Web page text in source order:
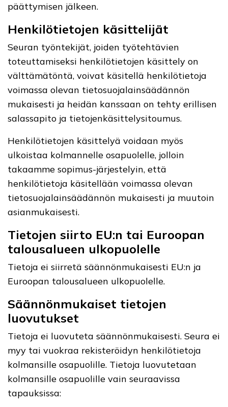
päättymisen jälkeen.
Henkilötietojen käsittelijät
Seuran työntekijät, joiden työtehtävien
toteuttamiseksi henkilötietojen käsittely on
välttämätöntä, voivat käsitellä henkilötietoja
voimassa olevan tietosuojalainsäädännön
mukaisesti ja heidän kanssaan on tehty erillisen
salassapito ja tietojenkäsittelysitoumus.
Henkilötietojen käsittelyä voidaan myös
ulkoistaa kolmannelle osapuolelle, jolloin
takaamme sopimus-järjestelyin, että
henkilötietoja käsitellään voimassa olevan
tietosuojalainsäädännön mukaisesti ja muutoin
asianmukaisesti.
Tietojen siirto EU:n tai Euroopan
talousalueen ulkopuolelle
Tietoja ei siirretä säännönmukaisesti EU:n ja
Euroopan talousalueen ulkopuolelle.
Säännönmukaiset tietojen
luovutukset
Tietoja ei luovuteta säännönmukaisesti. Seura ei
myy tai vuokraa rekisteröidyn henkilötietoja
kolmansille osapuolille. Tietoja luovutetaan
kolmansille osapuolille vain seuraavissa
tapauksissa: